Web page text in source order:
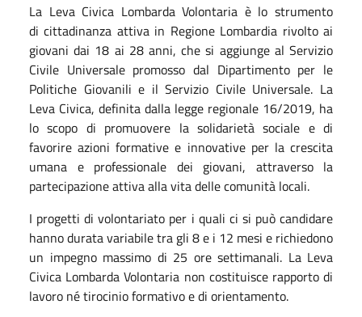
La Leva Civica Lombarda Volontaria è lo strumento
di cittadinanza attiva in Regione Lombardia rivolto ai
giovani dai 18 ai 28 anni, che si aggiunge al Servizio
Civile Universale promosso dal Dipartimento per le
Politiche Giovanili e il Servizio Civile Universale. La
Leva Civica, definita dalla legge regionale 16/2019, ha
lo scopo di promuovere la solidarietà sociale e di
favorire azioni formative e innovative per la crescita
umana e professionale dei giovani, attraverso la
partecipazione attiva alla vita delle comunità locali.
I progetti di volontariato per i quali ci si può candidare
hanno durata variabile tra gli 8 e i 12 mesi e richiedono
un impegno massimo di 25 ore settimanali. La Leva
Civica Lombarda Volontaria non costituisce rapporto di
lavoro né tirocinio formativo e di orientamento.